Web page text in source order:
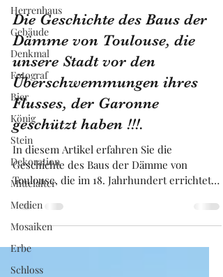
Herrenhaus
Gebäude
Denkmal
Fotograf
Bier
König
Stein
Dekoration
Mittelalter
Medien
Mosaiken
Erbe
Schloss
Franck BRUGUIERE
30. Aug. 2025
8 Min. Lesezeit
Die Geschichte des Baus der
Dämme von Toulouse, die
unsere Stadt vor den
Überschwemmungen ihres
Flusses, der Garonne
geschützt haben !!!.
In diesem Artikel erfahren Sie die
Toulouse, die im 18. Jahrhundert errichtet
wurden und das historische bürgerliche
andere Ufer, das Ufer der Krankenhäser,
der Armen, des kranken, des Erben und